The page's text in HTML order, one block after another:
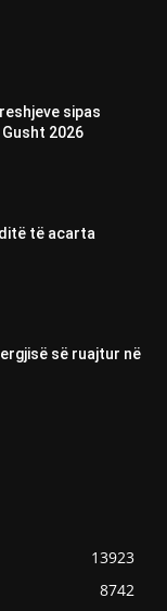
sipas
2026
të acarta
së ruajtur në
13923
8742